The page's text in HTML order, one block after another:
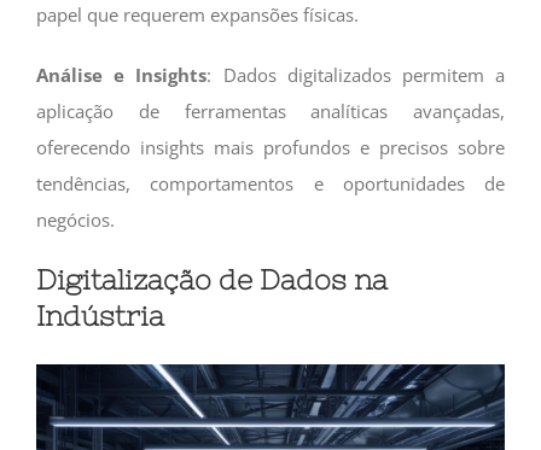
papel que requerem expansões físicas.
Análise e Insights: Dados digitalizados permitem a
aplicação de ferramentas analíticas avançadas,
oferecendo insights mais profundos e precisos sobre
tendências, comportamentos e oportunidades de
negócios.
Digitalização de Dados na
Indústria